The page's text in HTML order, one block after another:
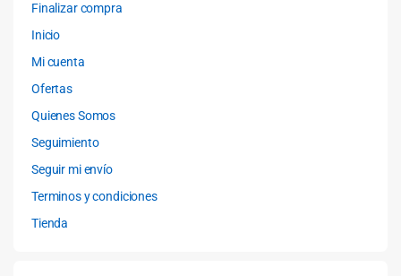
Finalizar compra
Inicio
Mi cuenta
Ofertas
Quienes Somos
Seguimiento
Seguir mi envío
Terminos y condiciones
Tienda